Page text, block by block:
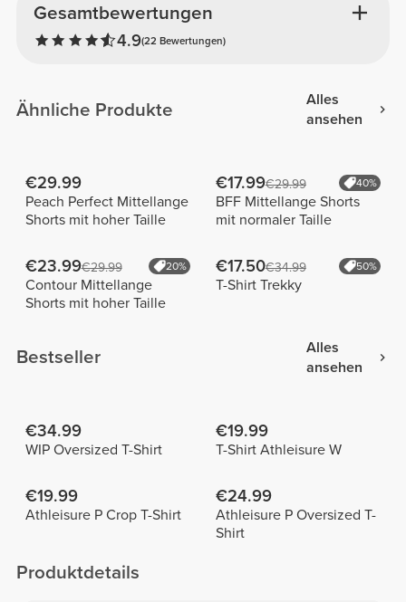
Gesamtbewertungen
4.9(22 Bewertungen)
Ähnliche Produkte
Alles
ansehen
€29.99
Peach Perfect Mittellange
Shorts mit hoher Taille
€17.99€29.99 40%
BFF Mittellange Shorts
mit normaler Taille
€23.99€29.99 20%
Contour Mittellange
Shorts mit hoher Taille
€17.50€34.99 50%
T-Shirt Trekky
Bestseller
Alles
ansehen
€34.99
WIP Oversized T-Shirt
€19.99
T-Shirt Athleisure W
€19.99
Athleisure P Crop T-Shirt
€24.99
Athleisure P Oversized T-
Shirt
Produktdetails